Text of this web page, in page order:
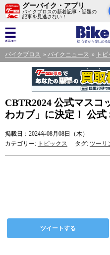
グーバイク・アプリ
バイクブロスの新着記事・話題の
記事を見逃さない！
バイクブロス バイクニュース ト
CBTR2024 公式マスコ
わカブ」に決定！ 公式
掲載日：2024年08月08日（木）
カテゴリー: トピックス タグ: ツーリ
ツイートする